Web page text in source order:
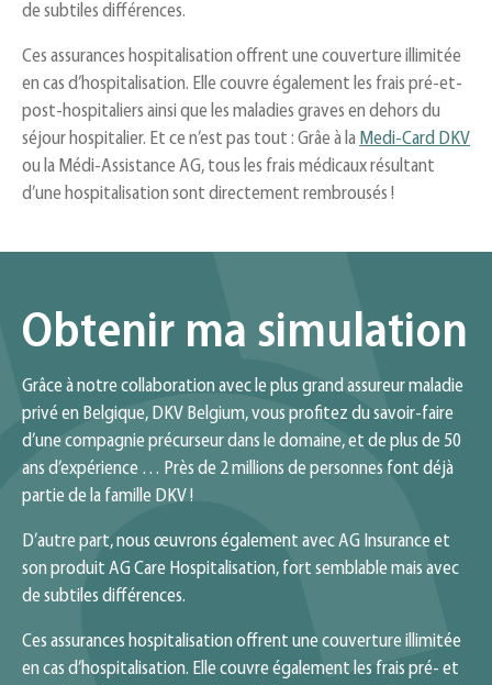
de subtiles différences.
Ces assurances hospitalisation offrent une couverture illimitée
en cas d’hospitalisation. Elle couvre également les frais pré-et-
post-hospitaliers ainsi que les maladies graves en dehors du
séjour hospitalier. Et ce n’est pas tout : Grâe à la Medi-Card DKV
ou la Médi-Assistance AG, tous les frais médicaux résultant
d’une hospitalisation sont directement rembrousés !
Obtenir ma simulation
Grâce à notre collaboration avec le plus grand assureur maladie
privé en Belgique, DKV Belgium, vous profitez du savoir-faire
d’une compagnie précurseur dans le domaine, et de plus de 50
ans d’expérience … Près de 2 millions de personnes font déjà
partie de la famille DKV !
D’autre part, nous œuvrons également avec AG Insurance et
son produit AG Care Hospitalisation, fort semblable mais avec
de subtiles différences.
Ces assurances hospitalisation offrent une couverture illimitée
en cas d’hospitalisation. Elle couvre également les frais pré- et